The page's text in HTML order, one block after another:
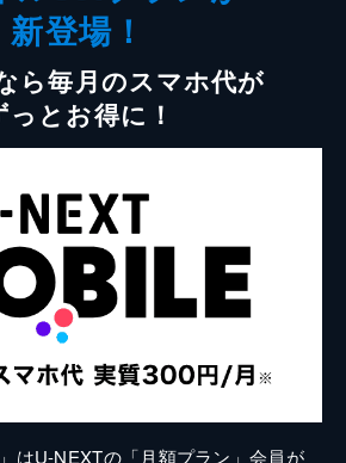
新登場！
ら毎月のスマホ代が
っとお得に！
はU-NEXTの「月額プラン」会員が